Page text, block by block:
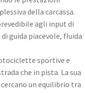
della carcassa.
agli input di
guida piacevole, fluida
sportive e
che in pista. La sua
un equilibrio tra